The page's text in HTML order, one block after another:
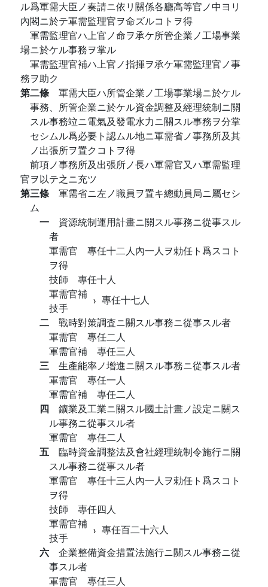
ル爲軍需大臣ノ奏請ニ依リ關係各廳高等官ノ中ヨリ
內閣ニ於テ軍需監理官ヲ命ズルコトヲ得
軍需監理官ハ上官ノ命ヲ承ケ所管企業ノ工場事業
場ニ於ケル事務ヲ掌ル
軍需監理官補ハ上官ノ指揮ヲ承ケ軍需監理官ノ事
務ヲ助ク
第二條 軍需大臣ハ所管企業ノ工場事業場ニ於ケル
事務、所管企業ニ於ケル資金調整及經理統制ニ關
スル事務竝ニ電氣及發電水力ニ關スル事務ヲ分掌
セシムル爲必要ト認ムル地ニ軍需省ノ事務所及其
ノ出張所ヲ置クコトヲ得
前項ノ事務所及出張所ノ長ハ軍需官又ハ軍需監理
官ヲ以テ之ニ充ツ
第三條 軍需省ニ左ノ職員ヲ置キ總動員局ニ屬セシ
ム
一 資源統制運用計畫ニ關スル事務ニ從事スル
者
軍需官 專任十二人內一人ヲ勅任ト爲スコト
ヲ得
技師 專任十人
軍需官補
技手
專任十七人
二 戰時對策調査ニ關スル事務ニ從事スル者
軍需官 專任二人
軍需官補 專任三人
三 生產能率ノ增進ニ關スル事務ニ從事スル者
軍需官 專任一人
軍需官補 專任二人
四 鑛業及工業ニ關スル國土計畫ノ設定ニ關ス
ル事務ニ從事スル者
軍需官 專任二人
五 臨時資金調整法及會社經理統制令施行ニ關
スル事務ニ從事スル者
軍需官 專任十三人內一人ヲ勅任ト爲スコト
ヲ得
技師 專任四人
軍需官補
技手
專任百二十六人
六 企業整備資金措置法施行ニ關スル事務ニ從
事スル者
軍需官 專任三人